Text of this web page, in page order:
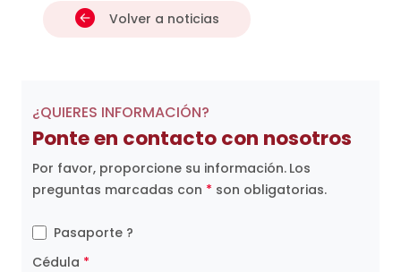
Volver a noticias
¿QUIERES INFORMACIÓN?
Ponte en contacto con nosotros
Por favor, proporcione su información. Los
preguntas marcadas con * son obligatorias.
Pasaporte ?
Cédula *